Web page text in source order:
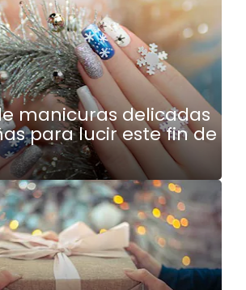
manicuras delicadas
para lucir este fin de